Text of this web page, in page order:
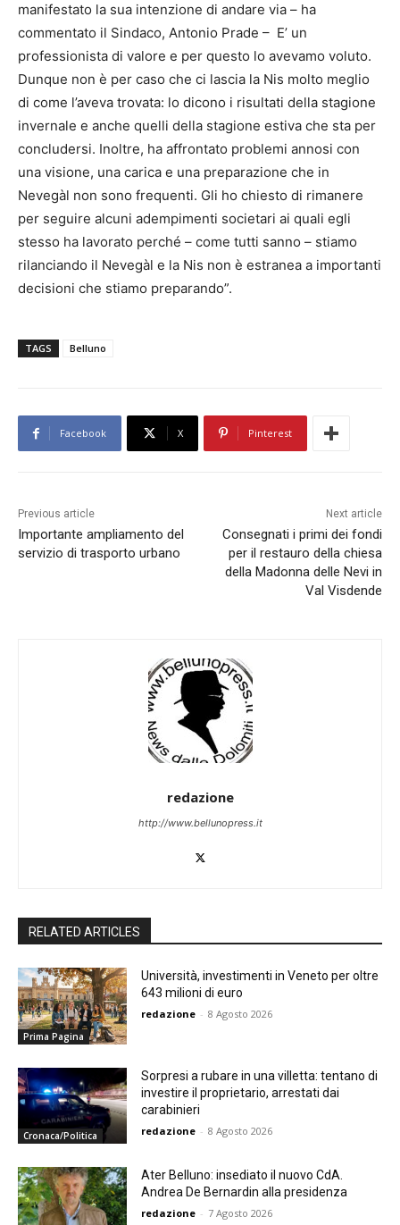
manifestato la sua intenzione di andare via – ha
commentato il Sindaco, Antonio Prade – E’ un
professionista di valore e per questo lo avevamo voluto.
Dunque non è per caso che ci lascia la Nis molto meglio
di come l’aveva trovata: lo dicono i risultati della stagione
invernale e anche quelli della stagione estiva che sta per
concludersi. Inoltre, ha affrontato problemi annosi con
una visione, una carica e una preparazione che in
Nevegàl non sono frequenti. Gli ho chiesto di rimanere
per seguire alcuni adempimenti societari ai quali egli
stesso ha lavorato perché – come tutti sanno – stiamo
rilanciando il Nevegàl e la Nis non è estranea a importanti
decisioni che stiamo preparando”.
TAGS Belluno
Facebook X Pinterest
Previous article
Importante ampliamento del
servizio di trasporto urbano
Next article
Consegnati i primi dei fondi
per il restauro della chiesa
della Madonna delle Nevi in
Val Visdende
redazione
http://www.bellunopress.it
RELATED ARTICLES
Prima Pagina
Università, investimenti in Veneto per oltre
643 milioni di euro
redazione - 8 Agosto 2026
Cronaca/Politica
Sorpresi a rubare in una villetta: tentano di
investire il proprietario, arrestati dai
carabinieri
redazione - 8 Agosto 2026
Ater Belluno: insediato il nuovo CdA.
Andrea De Bernardin alla presidenza
redazione - 7 Agosto 2026